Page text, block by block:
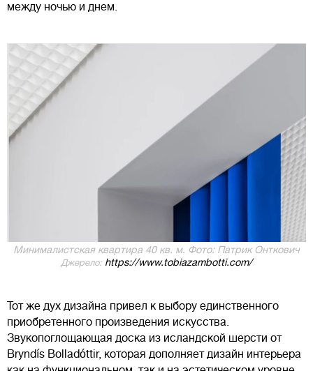
между ночью и днем.
Минималистская квартира 40 кв. м. Фото: Патрик Онткович
Джерело: https://www.tobiazambotti.com/
Тот же дух дизайна привел к выбору единственного
приобретенного произведения искусства.
Звукопоглощающая доска из исландской шерсти от
Bryndís Bolladóttir, которая дополняет дизайн интерьера